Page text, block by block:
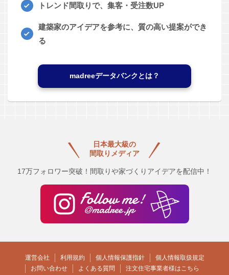
トレンド間取りで、集客・受注数UP
建築家のアイデアを参考に、質の高い提案ができ
る
madreeデータバンクとは？
日本最大級の
間取りメディア
17万フォロワー突破！間取りや家づくりアイデアを配信中！
運営会社 利用規約 個人情報保護指針
個人情報取扱規定
お問い合わせ
よくある質問 注文住宅事業者様はこちら